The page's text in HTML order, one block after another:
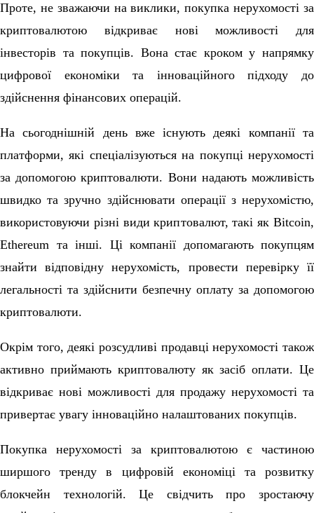
Проте, не зважаючи на виклики, покупка нерухомості за
криптовалютою відкриває нові можливості для
інвесторів та покупців. Вона стає кроком у напрямку
цифрової економіки та інноваційного підходу до
здійснення фінансових операцій.
На сьогоднішній день вже існують деякі компанії та
платформи, які спеціалізуються на покупці нерухомості
за допомогою криптовалюти. Вони надають можливість
швидко та зручно здійснювати операції з нерухомістю,
використовуючи різні види криптовалют, такі як Bitcoin,
Ethereum та інші. Ці компанії допомагають покупцям
знайти відповідну нерухомість, провести перевірку її
легальності та здійснити безпечну оплату за допомогою
криптовалюти.
Окрім того, деякі розсудливі продавці нерухомості також
активно приймають криптовалюту як засіб оплати. Це
відкриває нові можливості для продажу нерухомості та
привертає увагу інноваційно налаштованих покупців.
Покупка нерухомості за криптовалютою є частиною
ширшого тренду в цифровій економіці та розвитку
блокчейн технологій. Це свідчить про зростаючу